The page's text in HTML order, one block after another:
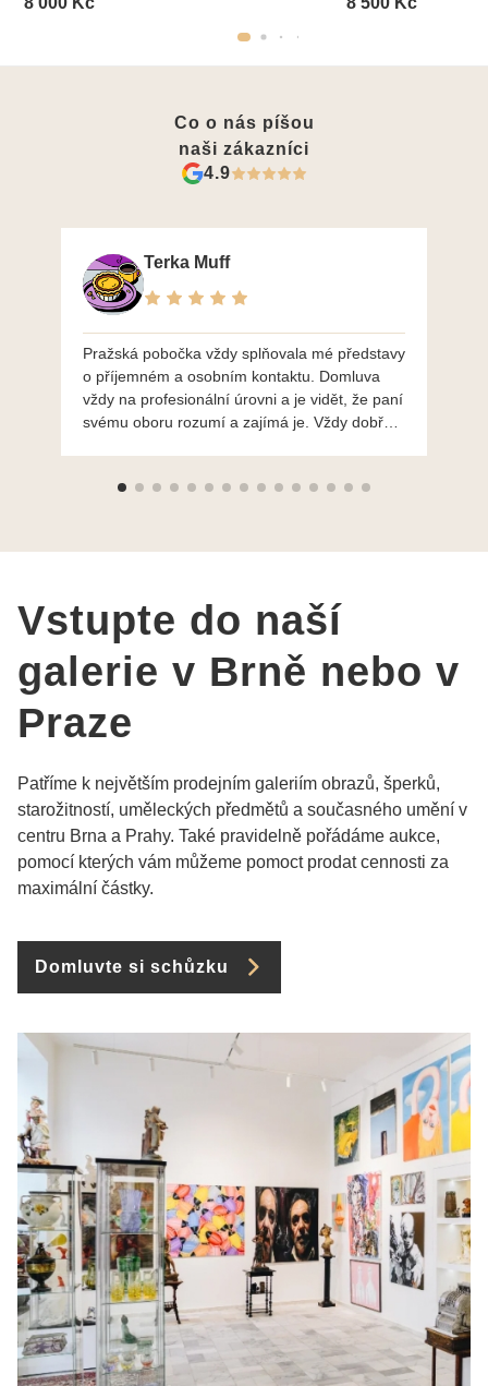
Co o nás píšou
naši zákazníci
4.9
Terka Muff
Pražská pobočka vždy splňovala mé představy
o příjemném a osobním kontaktu. Domluva
vždy na profesionální úrovni a je vidět, že paní
svému oboru rozumí a zajímá je. Vždy dobře a
výběru, jak už bylo napsáno - na požádání
Vstupte do naší
galerie v Brně nebo v
Praze
Patříme k největším prodejním galeriím obrazů, šperků,
starožitností, uměleckých předmětů a současného umění v
centru Brna a Prahy. Také pravidelně pořádáme aukce,
pomocí kterých vám můžeme pomoct prodat cennosti za
maximální částky.
Domluvte si schůzku